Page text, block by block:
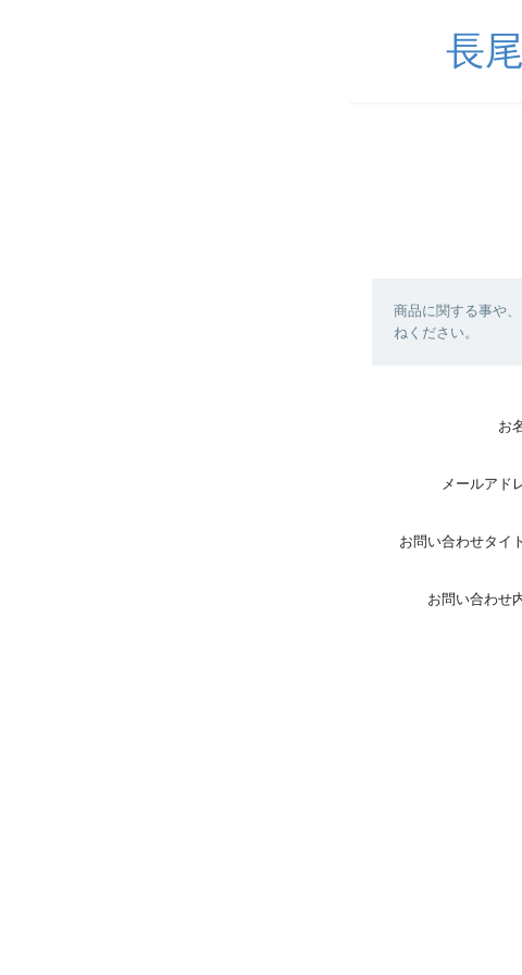
長
商品に関する事や
ねください。
お
メールアド
お問い合わせタイ
お問い合わせ